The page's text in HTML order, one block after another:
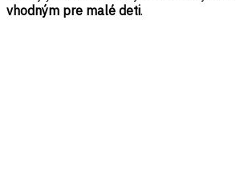
vhodným pre malé deti.